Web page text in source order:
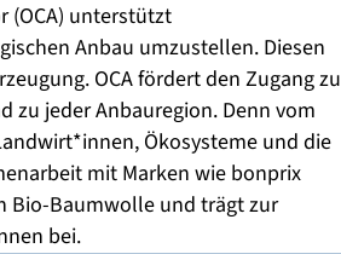
(OCA) unterstützt
Anbau umzustellen. Diesen
OCA fördert den Zugang zu
zu jeder Anbauregion. Denn vom
Ökosysteme und die
mit Marken wie bonprix
Bio-Baumwolle und trägt zur
bei.